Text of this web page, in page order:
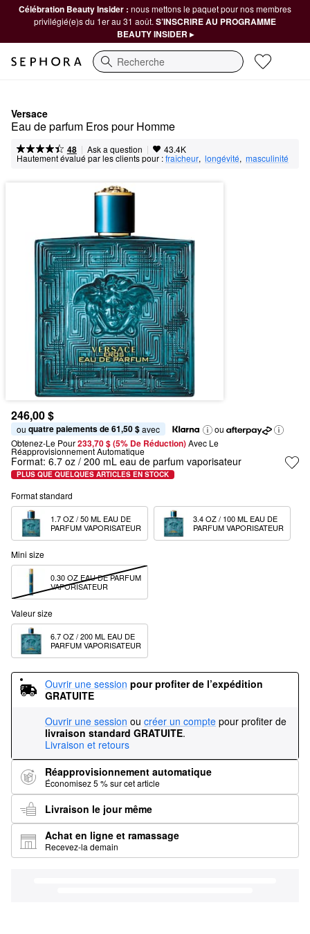
Célébration Beauty Insider : nous mettons le paquet pour nos membres
privilégié(e)s du 1er au 31 août. S’INSCRIRE AU PROGRAMME
BEAUTY INSIDER ▸
Recherche
Versace
Eau de parfum Eros pour Homme
48 | Ask a question | 43.4K
Hautement évalué par les clients pour :fraîcheur, longévité, masculinité
246,00 $
ou quatre paiements de 61,50 $ avec
ou
Obtenez-Le Pour233,70 $ (5% De Réduction) Avec Le
Réapprovisionnement Automatique
Format: 6.7 oz / 200 mL eau de parfum vaporisateur
PLUS QUE QUELQUES ARTICLES EN STOCK
Format standard
1.7 OZ / 50 ML EAU DE
PARFUM VAPORISATEUR
3.4 OZ / 100 ML EAU DE
PARFUM VAPORISATEUR
Mini size
0.30 OZ EAU DE PARFUM
VAPORISATEUR
Valeur size
6.7 OZ / 200 ML EAU DE
PARFUM VAPORISATEUR
Ouvrir une session pour profiter de l’expédition
GRATUITE
Ouvrir une session ou créer un compte pour profiter de
livraison standard GRATUITE.
Livraison et retours
Réapprovisionnement automatique
Économisez 5 % sur cet article
Livraison le jour même
Achat en ligne et ramassage
Recevez-la demain